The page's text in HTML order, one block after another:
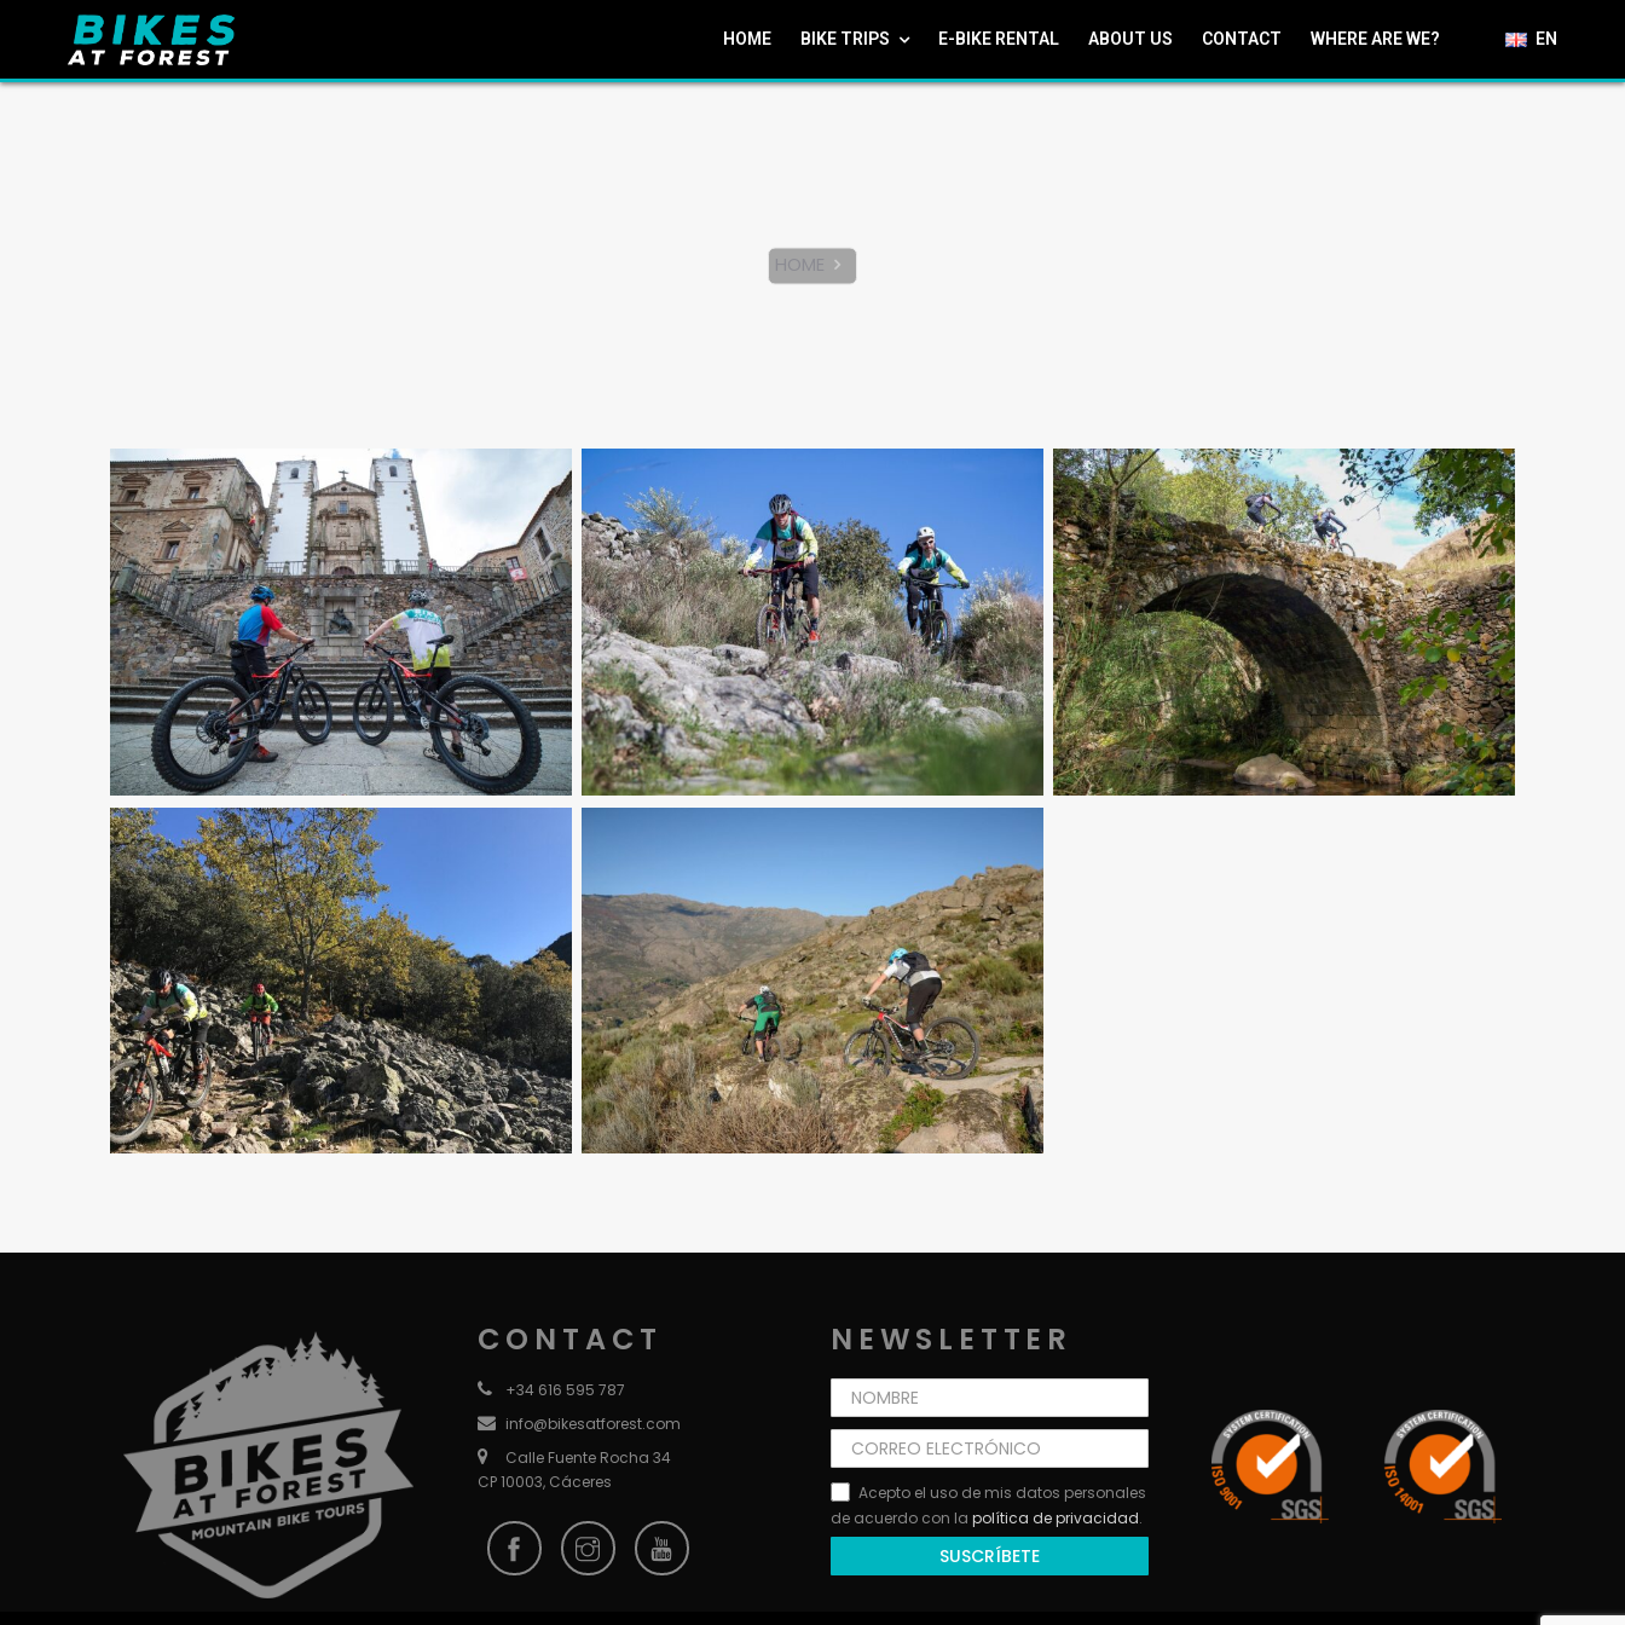
HOME BIKE TRIPS E-BIKE RENTAL ABOUT US CONTACT WHERE ARE WE? EN
HOME
CONTACT
+34 616 595 787
info@bikesatforest.com
Calle Fuente Rocha 34
CP 10003, Cáceres
NEWSLETTER
Acepto el uso de mis datos personales
de acuerdo con la política de privacidad.